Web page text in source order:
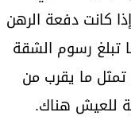
كانت دفعة الرهن
بينما تبلغ رسوم الشقة
تمثل ما يقرب من